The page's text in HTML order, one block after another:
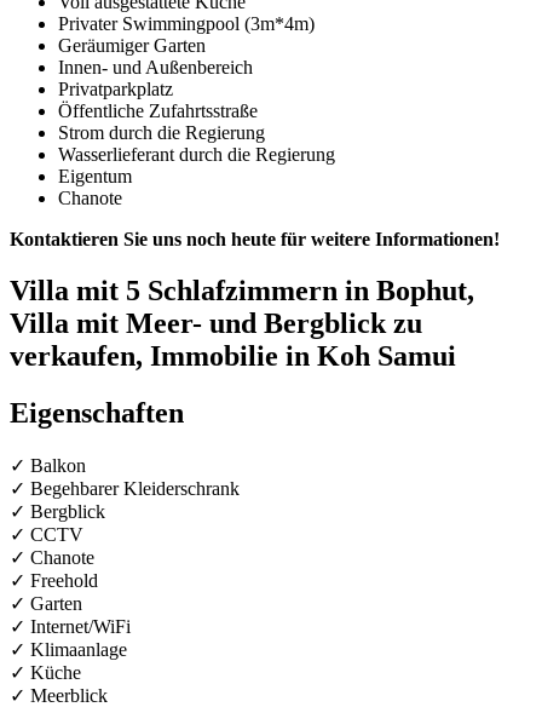
Privater Swimmingpool (3m*4m)
Geräumiger Garten
Innen- und Außenbereich
Privatparkplatz
Öffentliche Zufahrtsstraße
Strom durch die Regierung
Wasserlieferant durch die Regierung
Eigentum
Chanote
Kontaktieren Sie uns noch heute für weitere Informationen!
Villa mit 5 Schlafzimmern in Bophut,
Villa mit Meer- und Bergblick zu
verkaufen, Immobilie in Koh Samui
Eigenschaften
✓ Balkon
✓ Begehbarer Kleiderschrank
✓ Bergblick
✓ CCTV
✓ Chanote
✓ Freehold
✓ Garten
✓ Internet/WiFi
✓ Klimaanlage
✓ Küche
✓ Meerblick